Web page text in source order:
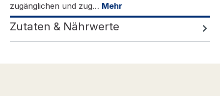
zugänglichen und zug… Mehr
Zutaten & Nährwerte